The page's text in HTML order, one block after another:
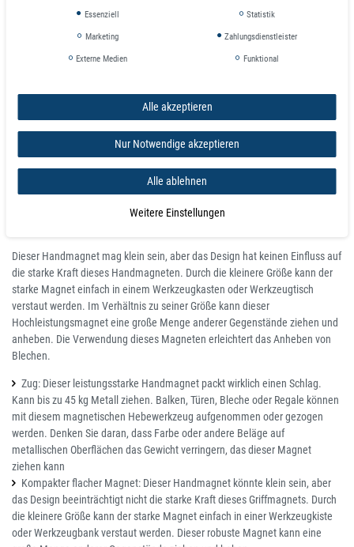
Verwendung dieses speziellen Magneten einfach und komfortabel für jedes
Projekt.
Das Reinigen von Metallspänen oder abgefallenen Nägeln ist zeitaufwendig
Griffmagnet funktioniert fantastisch, um Nägel von vielen Oberflächen
herauszuziehen. Es kann die Aufräumzeit effizienter machen. Führen Sie es
einfach über einen Bereich voller Abfall und Eisenmetall, um die Materialien
Dieser Handmagnet mag klein sein, aber das Design hat keinen Einfluss auf
die starke Kraft dieses Handmagneten. Durch die kleinere Größe kann der
starke Magnet einfach in einem Werkzeugkasten oder Werkzeugtisch
verstaut werden. Im Verhältnis zu seiner Größe kann dieser
Hochleistungsmagnet eine große Menge anderer Gegenstände ziehen und
anheben. Die Verwendung dieses Magneten erleichtert das Anheben von
Blechen.
Zug: Dieser leistungsstarke Handmagnet packt wirklich einen Schlag.
Kann bis zu 45 kg Metall ziehen. Balken, Türen, Bleche oder Regale können
mit diesem magnetischen Hebewerkzeug aufgenommen oder gezogen
werden. Denken Sie daran, dass Farbe oder andere Beläge auf
metallischen Oberflächen das Gewicht verringern, das dieser Magnet
ziehen kann
Kompakter flacher Magnet: Dieser Handmagnet könnte klein sein, aber
das Design beeinträchtigt nicht die starke Kraft dieses Griffmagnets. Durch
die kleinere Größe kann der starke Magnet einfach in einer Werkzeugkiste
oder Werkzeugbank verstaut werden. Dieser robuste Magnet kann eine
Essenziell Statistik
Marketing Zahlungsdienstleister
Externe Medien Funktional
Alle akzeptieren
Nur Notwendige akzeptieren
Alle ablehnen
Weitere Einstellungen